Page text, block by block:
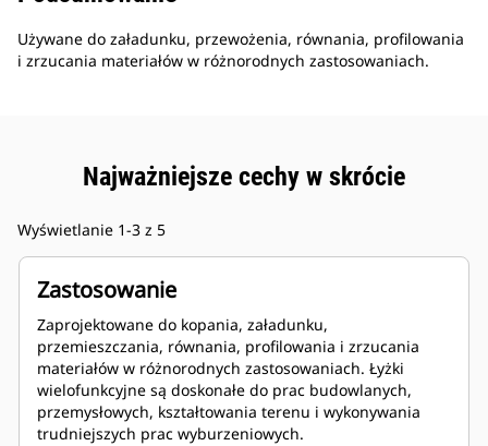
Używane do załadunku, przewożenia, równania, profilowania
i zrzucania materiałów w różnorodnych zastosowaniach.
Najważniejsze cechy w skrócie
Wyświetlanie 1-3 z 5
Zastosowanie
Zaprojektowane do kopania, załadunku,
przemieszczania, równania, profilowania i zrzucania
materiałów w różnorodnych zastosowaniach. Łyżki
wielofunkcyjne są doskonałe do prac budowlanych,
przemysłowych, kształtowania terenu i wykonywania
trudniejszych prac wyburzeniowych.